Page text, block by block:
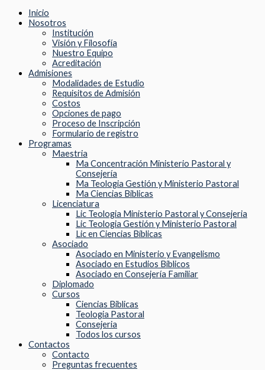
Inicio
Nosotros
Institución
Visión y Filosofía
Nuestro Equipo
Acreditación
Admisiones
Modalidades de Estudio
Requisitos de Admisión
Costos
Opciones de pago
Proceso de Inscripción
Formulario de registro
Programas
Maestria
Ma Concentración Ministerio Pastoral y
Consejería
Ma Teologia Gestión y Ministerio Pastoral
Ma Ciencias Biblicas
Licenciatura
Lic Teologia Ministerio Pastoral y Consejeria
Lic Teologia Gestión y Ministerio Pastoral
Lic en Ciencias Bíblicas
Asociado
Asociado en Ministerio y Evangelismo
Asociado en Estudios Bíblicos
Asociado en Consejería Familiar
Diplomado
Cursos
Ciencias Biblicas
Teologia Pastoral
Consejeria
Todos los cursos
Contactos
Contacto
Preguntas frecuentes